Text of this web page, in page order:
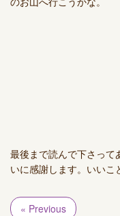
最後まで読んで下さって
いに感謝します。いいこ
« Previous